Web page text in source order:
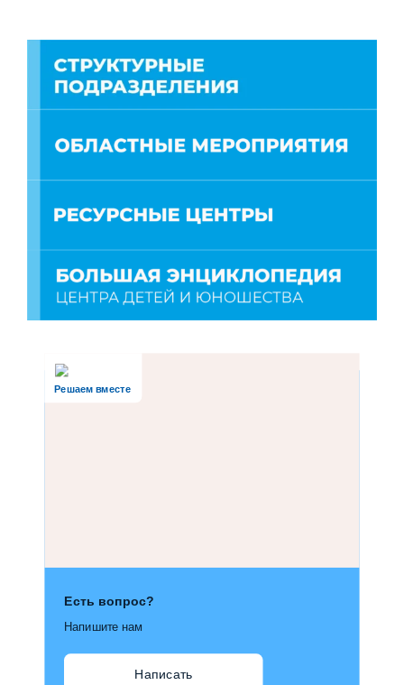
Решаем вместе
Есть вопрос?
Напишите нам
Написать